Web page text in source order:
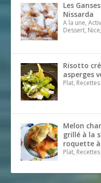
Les
Nissarda
A la une,
Dessert,
Risotto
asperges
Plat, Recettes
Melon
grillé à la
roquette à
Plat, Recettes